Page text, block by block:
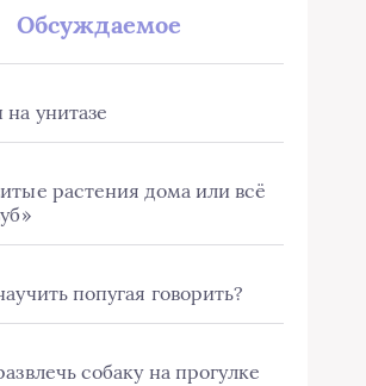
Обсуждаемое
на унитазе
растения дома или всё
попугая говорить?
собаку на прогулке